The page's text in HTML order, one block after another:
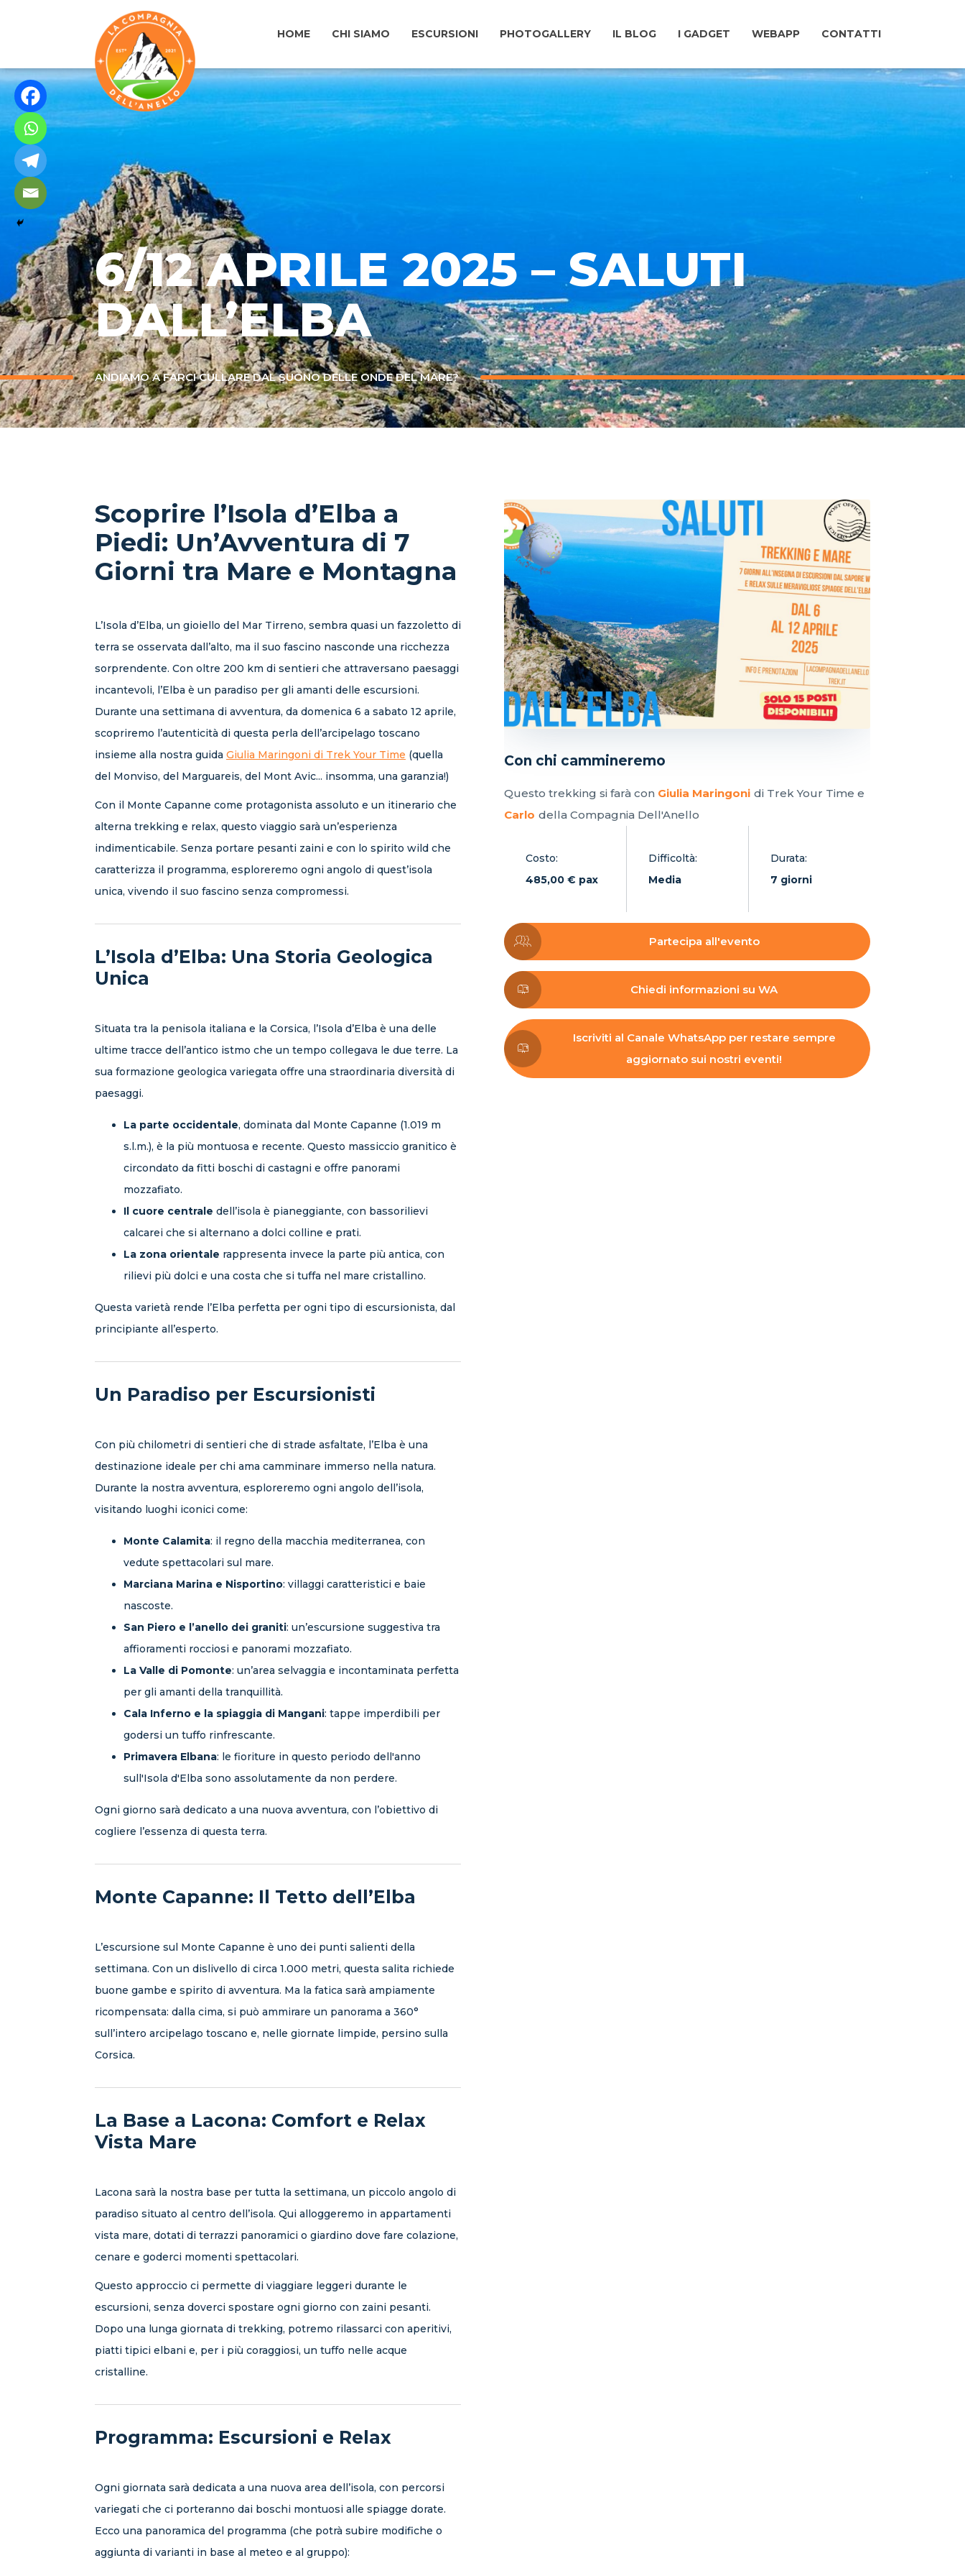
HOME CHI SIAMO ESCURSIONI PHOTOGALLERY IL BLOG I GADGET WEBAPP CONTATTI
6/12 APRILE 2025 – SALUTI
DALL’ELBA
ANDIAMO A FARCI CULLARE DAL SUONO DELLE ONDE DEL MARE?
Scoprire l’Isola d’Elba a
Piedi: Un’Avventura di 7
Giorni tra Mare e Montagna
L’Isola d’Elba, un gioiello del Mar Tirreno, sembra quasi un fazzoletto di
terra se osservata dall’alto, ma il suo fascino nasconde una ricchezza
sorprendente. Con oltre 200 km di sentieri che attraversano paesaggi
incantevoli, l’Elba è un paradiso per gli amanti delle escursioni.
Durante una settimana di avventura, da domenica 6 a sabato 12 aprile,
scopriremo l’autenticità di questa perla dell’arcipelago toscano
insieme alla nostra guida Giulia Maringoni di Trek Your Time (quella
del Monviso, del Marguareis, del Mont Avic... insomma, una garanzia!)
Con il Monte Capanne come protagonista assoluto e un itinerario che
alterna trekking e relax, questo viaggio sarà un’esperienza
indimenticabile. Senza portare pesanti zaini e con lo spirito wild che
caratterizza il programma, esploreremo ogni angolo di quest’isola
unica, vivendo il suo fascino senza compromessi.
L’Isola d’Elba: Una Storia Geologica
Unica
Situata tra la penisola italiana e la Corsica, l’Isola d’Elba è una delle
ultime tracce dell’antico istmo che un tempo collegava le due terre. La
sua formazione geologica variegata offre una straordinaria diversità di
paesaggi.
La parte occidentale, dominata dal Monte Capanne (1.019 m
s.l.m.), è la più montuosa e recente. Questo massiccio granitico è
circondato da fitti boschi di castagni e offre panorami
mozzafiato.
Il cuore centrale dell’isola è pianeggiante, con bassorilievi
calcarei che si alternano a dolci colline e prati.
La zona orientale rappresenta invece la parte più antica, con
rilievi più dolci e una costa che si tuffa nel mare cristallino.
Questa varietà rende l’Elba perfetta per ogni tipo di escursionista, dal
principiante all’esperto.
Un Paradiso per Escursionisti
Con più chilometri di sentieri che di strade asfaltate, l’Elba è una
destinazione ideale per chi ama camminare immerso nella natura.
Durante la nostra avventura, esploreremo ogni angolo dell’isola,
visitando luoghi iconici come:
Monte Calamita: il regno della macchia mediterranea, con
vedute spettacolari sul mare.
Marciana Marina e Nisportino: villaggi caratteristici e baie
nascoste.
San Piero e l’anello dei graniti: un’escursione suggestiva tra
affioramenti rocciosi e panorami mozzafiato.
La Valle di Pomonte: un’area selvaggia e incontaminata perfetta
per gli amanti della tranquillità.
Cala Inferno e la spiaggia di Mangani: tappe imperdibili per
godersi un tuffo rinfrescante.
Primavera Elbana: le fioriture in questo periodo dell'anno
sull'Isola d'Elba sono assolutamente da non perdere.
Ogni giorno sarà dedicato a una nuova avventura, con l’obiettivo di
cogliere l’essenza di questa terra.
Monte Capanne: Il Tetto dell’Elba
L’escursione sul Monte Capanne è uno dei punti salienti della
settimana. Con un dislivello di circa 1.000 metri, questa salita richiede
buone gambe e spirito di avventura. Ma la fatica sarà ampiamente
ricompensata: dalla cima, si può ammirare un panorama a 360°
sull’intero arcipelago toscano e, nelle giornate limpide, persino sulla
Corsica.
La Base a Lacona: Comfort e Relax
Vista Mare
Lacona sarà la nostra base per tutta la settimana, un piccolo angolo di
paradiso situato al centro dell’isola. Qui alloggeremo in appartamenti
vista mare, dotati di terrazzi panoramici o giardino dove fare colazione,
cenare e goderci momenti spettacolari.
Questo approccio ci permette di viaggiare leggeri durante le
escursioni, senza doverci spostare ogni giorno con zaini pesanti.
Dopo una lunga giornata di trekking, potremo rilassarci con aperitivi,
piatti tipici elbani e, per i più coraggiosi, un tuffo nelle acque
cristalline.
Programma: Escursioni e Relax
Ogni giornata sarà dedicata a una nuova area dell’isola, con percorsi
variegati che ci porteranno dai boschi montuosi alle spiagge dorate.
Ecco una panoramica del programma (che potrà subire modifiche o
aggiunta di varianti in base al meteo e al gruppo):
Con chi cammineremo
Questo trekking si farà con Giulia Maringoni di Trek Your Time e
Carlo della Compagnia Dell'Anello
Costo:
485,00 € pax
Difficoltà:
Media
Durata:
7 giorni
Partecipa all'evento
Chiedi informazioni su WA
Iscriviti al Canale WhatsApp per restare sempre
aggiornato sui nostri eventi!